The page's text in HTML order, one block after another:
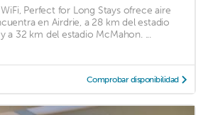
Perfect for Long Stays ofrece aire
en Airdrie, a 28 km del estadio
a 32 km del estadio McMahon. ...
Comprobar disponibilidad